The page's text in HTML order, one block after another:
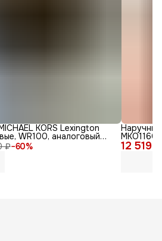
₽−60%
KORS Lexington
WR100, аналоговый
12 519 ₽